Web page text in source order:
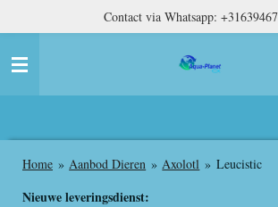
naar
hoofdinhoud
Contact via Whatsapp:
Home » Aanbod Dieren » Axolotl » Leucistic
Nieuwe leveringsdienst: